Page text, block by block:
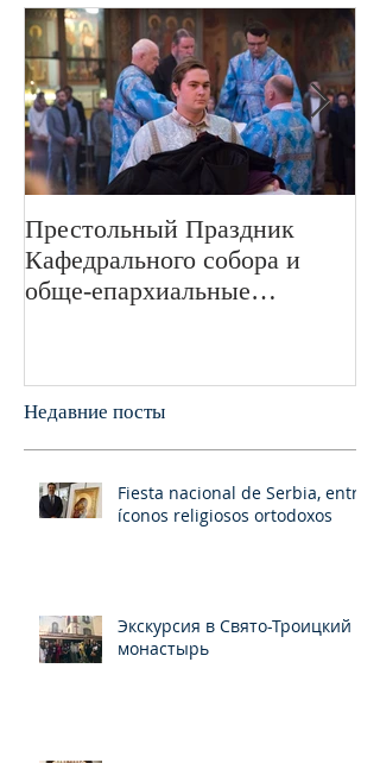
Престольный Праздник
Кафедрального собора и
обще-епархиальные
Недавние посты
Fiesta nacional de Serbia, entre
íconos religiosos ortodoxos
Экскурсия в Свято-Троицкий
монастырь